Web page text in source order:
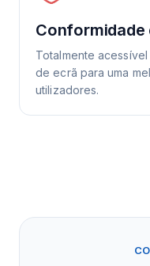
Conformidade
Totalmente
de ecrã para uma
utilizadores.